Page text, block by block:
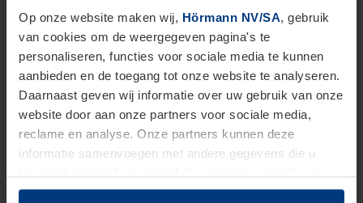
Op onze website maken wij, Hörmann NV/SA, gebruik
van cookies om de weergegeven pagina's te
personaliseren, functies voor sociale media te kunnen
aanbieden en de toegang tot onze website te analyseren.
Daarnaast geven wij informatie over uw gebruik van onze
website door aan onze partners voor sociale media,
reclame en analyse. Onze partners kunnen deze
informatie samenvoegen met andere gegevens die u
hun diensten hebben verzameld.